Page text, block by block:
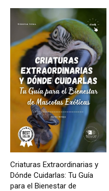
Criaturas Extraordinarias y
Dónde Cuidarlas: Tu Guía
para el Bienestar de